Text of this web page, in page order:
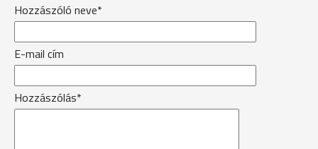
Hozzászóló neve*
E-mail cím
Hozzászólás*